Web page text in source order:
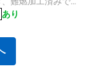
あり